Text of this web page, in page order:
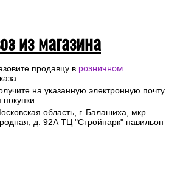
из магазина
продавцу в розничном
на указанную электронную почту
область, г. Балашиха, мкр.
д. 92А ТЦ "Стройпарк" павильон